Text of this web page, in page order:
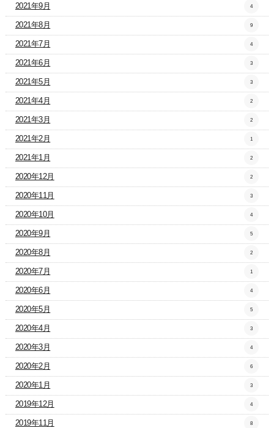
2021年9月 4
2021年8月 9
2021年7月 4
2021年6月 3
2021年5月 3
2021年4月 2
2021年3月 2
2021年2月 1
2021年1月 2
2020年12月 2
2020年11月 3
2020年10月 4
2020年9月 5
2020年8月 2
2020年7月 1
2020年6月 4
2020年5月 5
2020年4月 3
2020年3月 4
2020年2月 6
2020年1月 3
2019年12月 4
2019年11月 8